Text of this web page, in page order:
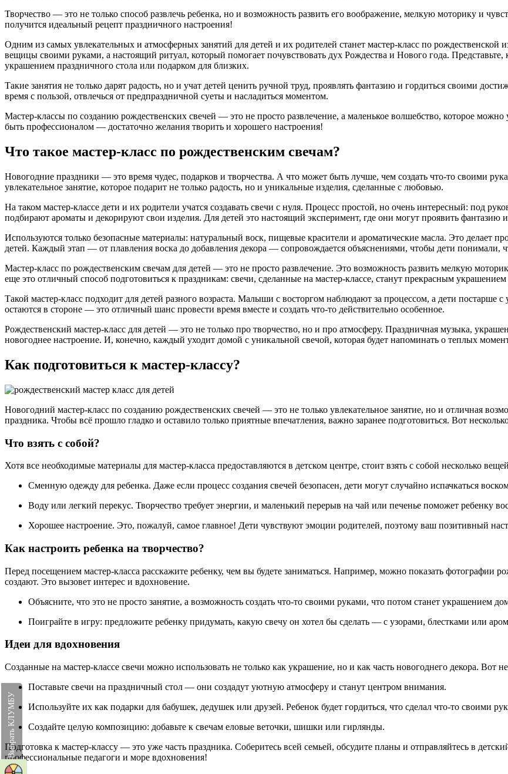
Творчество — это не только способ развлечь ребенка, но и возможность развить его воображение, мелкую моторику и
получится идеальный рецепт праздничного настроения!
Одним из самых увлекательных и атмосферных занятий для детей и их родителей станет мастер-класс по рождественской
вещицы своими руками, а настоящий ритуал, который помогает почувствовать дух Рождества и Нового года. Представьте,
украшением праздничного стола или подарком для близких.
Такие занятия не только дарят радость, но и учат детей ценить ручной труд, проявлять фантазию и гордиться своими
время с пользой, отвлечься от предпраздничной суеты и насладиться моментом.
Мастер-классы по созданию рождественских свечей — это не просто развлечение, а маленькое волшебство, которое
быть профессионалом — достаточно желания творить и хорошего настроения!
Что такое мастер-класс по рождественским свечам?
Новогодние праздники — это время чудес, подарков и творчества. А что может быть лучше, чем создать что-то своими
увлекательное занятие, которое подарит не только радость, но и уникальные изделия, сделанные с любовью.
На таком мастер-классе дети и их родители учатся создавать свечи с нуля. Процесс простой, но очень интересный: под
подбирают ароматы и декорируют свои изделия. Для детей это настоящий эксперимент, где они могут проявить фантазию
Используются только безопасные материалы: натуральный воск, пищевые красители и ароматические масла. Это делает
детей. Каждый этап — от плавления воска до добавления декора — сопровождается объяснениями, чтобы дети понимали,
Мастер-класс по рождественским свечам для детей — это не просто развлечение. Это возможность развить мелкую
еще это отличный способ подготовиться к праздникам: свечи, сделанные на мастер-классе, станут прекрасным
Такой мастер-класс подходит для детей разного возраста. Малыши с восторгом наблюдают за процессом, а дети постарше
остаются в стороне — это отличный шанс провести время вместе и создать что-то действительно особенное.
Рождественский мастер-класс для детей — это не только про творчество, но и про атмосферу. Праздничная музыка,
новогоднее настроение. И, конечно, каждый уходит домой с уникальной свечой, которая будет напоминать о теплых
Как подготовиться к мастер-классу?
Новогодний мастер-класс по созданию рождественских свечей — это не только увлекательное занятие, но и отличная
праздника. Чтобы всё прошло гладко и оставило только приятные впечатления, важно заранее подготовиться. Вот
Что взять с собой?
Хотя все необходимые материалы для мастер-класса предоставляются в детском центре, стоит взять с собой несколько
Сменную одежду для ребенка. Даже если процесс создания свечей безопасен, дети могут случайно испачкаться
Воду или легкий перекус. Творчество требует энергии, и маленький перерыв на чай или печенье поможет ребенку
Хорошее настроение. Это, пожалуй, самое главное! Дети чувствуют эмоции родителей, поэтому ваш позитивный
Как настроить ребенка на творчество?
Перед посещением мастер-класса расскажите ребенку, чем вы будете заниматься. Например, можно показать фотографии
создают. Это вызовет интерес и вдохновение.
Объясните, что это не просто занятие, а возможность создать что-то своими руками, что потом станет украшением
Поиграйте в игру: предложите ребенку придумать, какую свечу он хотел бы сделать — с узорами, блестками или
Идеи для вдохновения
Созданные на мастер-классе свечи можно использовать не только как украшение, но и как часть новогоднего декора. Вот
Поставьте свечи на праздничный стол — они создадут уютную атмосферу и станут центром внимания.
Используйте их как подарки для бабушек, дедушек или друзей. Ребенок будет гордиться, что сделал что-то своими
Создайте целую композицию: добавьте к свечам еловые веточки, шишки или гирлянды.
Подготовка к мастер-классу — это уже часть праздника. Соберитесь всей семьей, обсудите планы и отправляйтесь в
профессиональные педагоги и море вдохновения!
Выбрать КЛУМБУ